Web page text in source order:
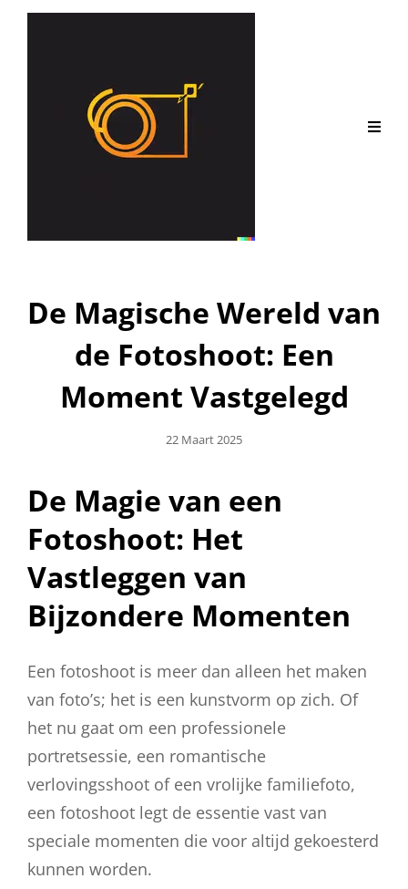
De Magische Wereld van
de Fotoshoot: Een
Moment Vastgelegd
Geplaatst
22 Maart 2025
De Magie van een
Fotoshoot: Het
Vastleggen van
Bijzondere Momenten
Een fotoshoot is meer dan alleen het maken
van foto’s; het is een kunstvorm op zich. Of
het nu gaat om een professionele
portretsessie, een romantische
verlovingsshoot of een vrolijke familiefoto,
een fotoshoot legt de essentie vast van
speciale momenten die voor altijd gekoesterd
kunnen worden.